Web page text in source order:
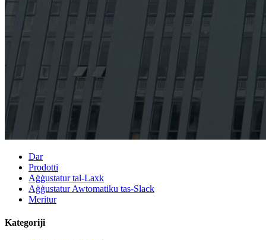
Dar
Prodotti
Aġġustatur tal-Laxk
Aġġustatur Awtomatiku tas-Slack
Meritur
Kategoriji